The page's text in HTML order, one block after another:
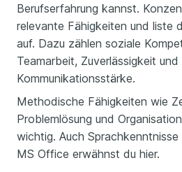
Berufserfahrung kannst.
relevante Fähigkeiten und liste
auf. Dazu zählen soziale
Teamarbeit, Zuverlässigkeit und
Kommunikationsstärke.
Methodische Fähigkeiten wie
Problemlösung und
wichtig. Auch
MS Office erwähnst du hier.